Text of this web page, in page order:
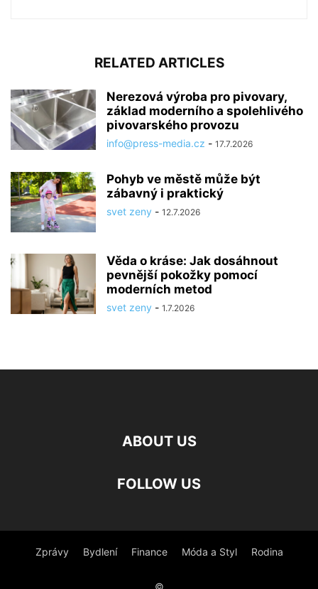
RELATED ARTICLES
Nerezová výroba pro pivovary,
základ moderního a spolehlivého
pivovarského provozu
info@press-media.cz - 17.7.2026
Pohyb ve městě může být
zábavný i praktický
svet zeny - 12.7.2026
Věda o kráse: Jak dosáhnout
pevnější pokožky pomocí
moderních metod
svet zeny - 1.7.2026
ABOUT US
FOLLOW US
Zprávy Bydlení Finance Móda a Styl Rodina